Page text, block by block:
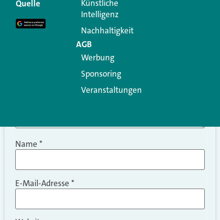
Kommentar
Name *
E-Mail-Adresse *
Quelle
Künstliche
Intelligenz
Nachhaltigkeit
AGB
Werbung
Sponsoring
Veranstaltungen